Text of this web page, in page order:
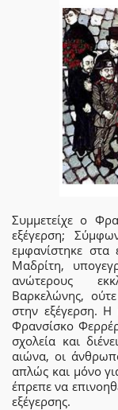
Συμμετείχε ο
εξέγερση;
εμφανίστηκε στα
Μαδρίτη,
ανώτερους
Βαρκελώνης,
στην εξέγερση. Η
Φρανσίσκο
σχολεία και
αιώνα, οι
απλώς και μόνο
έπρεπε να
εξέγερσης.